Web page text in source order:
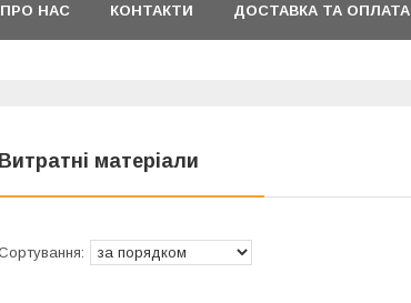
ПРО НАС КОНТАКТИ ДОСТАВКА ТА ОПЛАТА
Витратні матеріали